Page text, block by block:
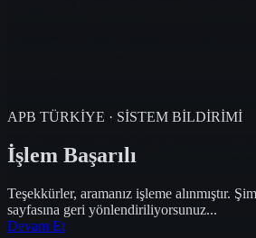
APB TÜRKİYE · SİSTEM BİLDİRİMİ
İşlem Başarılı
Teşekkürler, aramanız işleme alınmıştır.
sayfasına geri yönlendiriliyorsunuz...
Devam Et